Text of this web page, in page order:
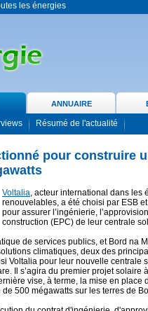
les énergies
ANNUAIRE
Résumé de l'actualité
pour construire
Voltalia, acteur international dans les
renouvelables, a été choisi par ESB
pour assurer l’ingénierie,
construction (EPC) de leur centrale
de services publics, et Bord na
climatiques, deux des
Voltalia pour leur nouvelle centrale
Il s’agira du premier projet solaire
vise, à terme, la mise en place
500 mégawatts sur les terres de